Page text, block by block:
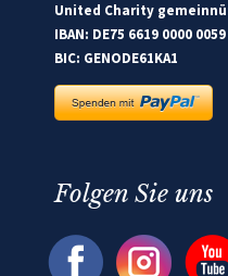
United Charity
IBAN: DE75 6619 0000
BIC: GENODE61KA1
Folgen Sie uns